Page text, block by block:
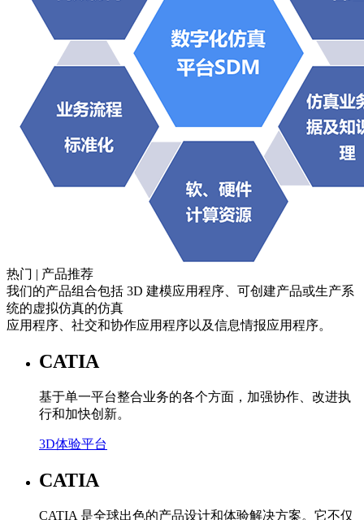
热门 | 产品推荐
我们的产品组合包括 3D 建模应用程序、可创建产品或生产系
统的虚拟仿真的仿真
应用程序、社交和协作应用程序以及信息情报应用程序。
CATIA
基于单一平台整合业务的各个方面，加强协作、改进执
行和加快创新。
3D体验平台
CATIA
CATIA 是全球出色的产品设计和体验解决方案。它不仅